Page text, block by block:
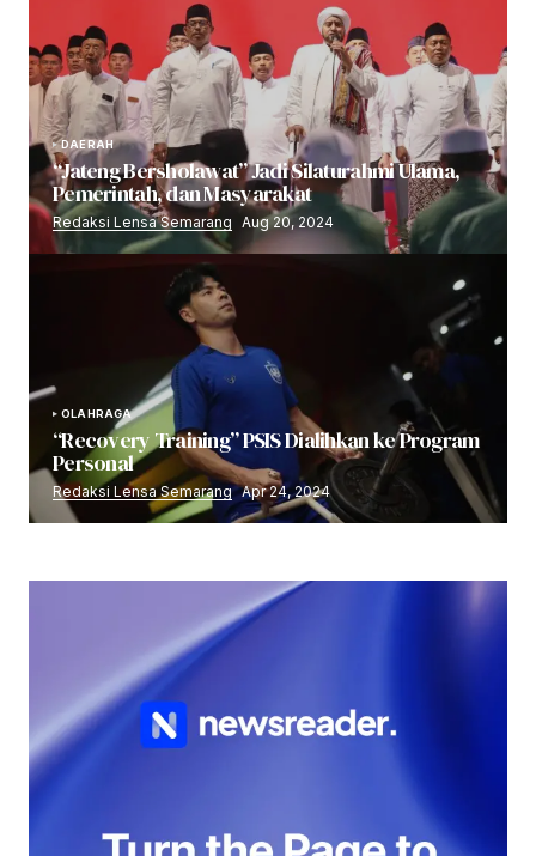
DAERAH
“Jateng Bersholawat” Jadi Silaturahmi Ulama,
Pemerintah, dan Masyarakat
Redaksi Lensa Semarang Aug 20, 2024
OLAHRAGA
“Recovery Training” PSIS Dialihkan ke Program
Personal
Redaksi Lensa Semarang Apr 24, 2024